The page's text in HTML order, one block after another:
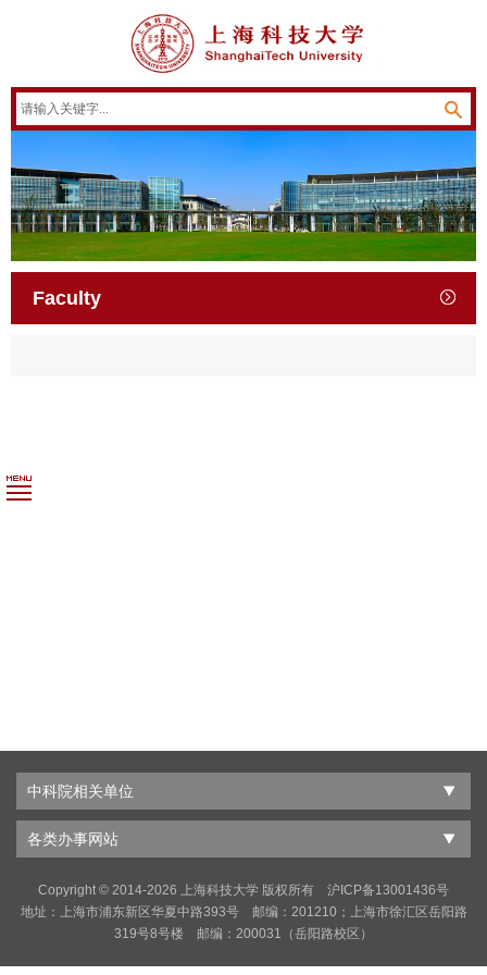
Faculty
中科院相关单位
各类办事网站
Copyright © 2014-2026 上海科技大学 版权所有 沪ICP备13001436号
地址：上海市浦东新区华夏中路393号 邮编：201210；上海市徐汇区岳阳路
319号8号楼 邮编：200031（岳阳路校区）